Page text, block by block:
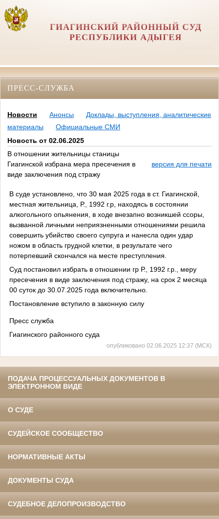
ГИАГИНСКИЙ РАЙОННЫЙ СУД
РЕСПУБЛИКИ АДЫГЕЯ
ПРЕСС-СЛУЖБА
Новости Анонсы
Доклады, выступления, аналитические
материалы
Официальные СМИ
Новость от 02.06.2025
В отношении жительницы станицы
Гиагинской избрана мера пресечения в
виде заключения под стражу
версия для печати
В суде установлено, что 30 мая 2025 года в ст. Гиагинской,
местная жительница, Р., 1992 г.р, находясь в состоянии
алкогольного опьянения, в ходе внезапно возникшей ссоры,
вызванной личными неприязненными отношениями решила
совершить убийство своего супруга и нанесла один удар
ножом в область грудной клетки, в результате чего
потерпевший скончался на месте преступления.
Суд постановил избрать в отношении гр Р., 1992 г.р., меру
пресечения в виде заключения под стражу, на срок 2 месяца
00 суток до 30.07.2025 года включительно.
Постановление вступило в законную силу
Пресс служба
Гиагинского районного суда
опубликовано 02.06.2025 12:37 (МСК)
ПОДАЧА ПРОЦЕССУАЛЬНЫХ ДОКУМЕНТОВ В
ЭЛЕКТРОННОМ ВИДЕ
О СУДЕ
СУДЕЙСКОЕ СООБЩЕСТВО
НОРМАТИВНЫЕ АКТЫ
ДОКУМЕНТЫ СУДА
СУДЕБНОЕ ДЕЛОПРОИЗВОДСТВО